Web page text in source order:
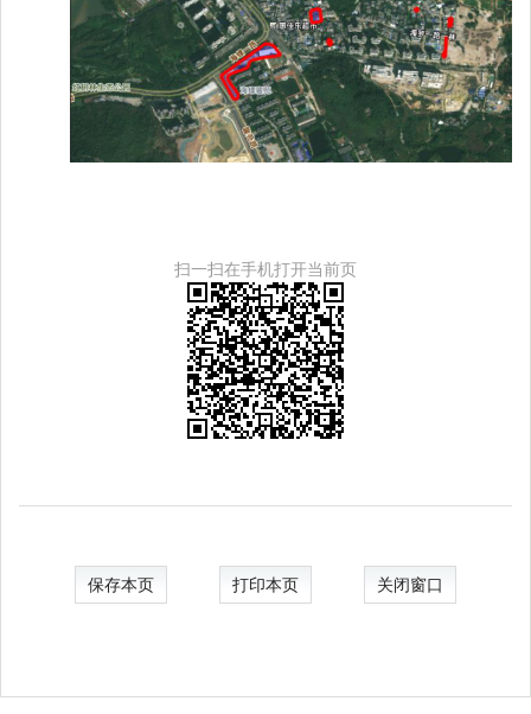
扫一扫在手机打开当前页
保存本页 打印本页 关闭窗口